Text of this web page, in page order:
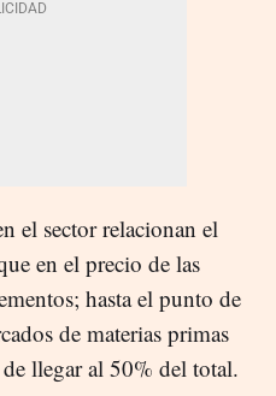
el sector relacionan el
en el precio de las
hasta el punto de
de materias primas
llegar al 50% del total.